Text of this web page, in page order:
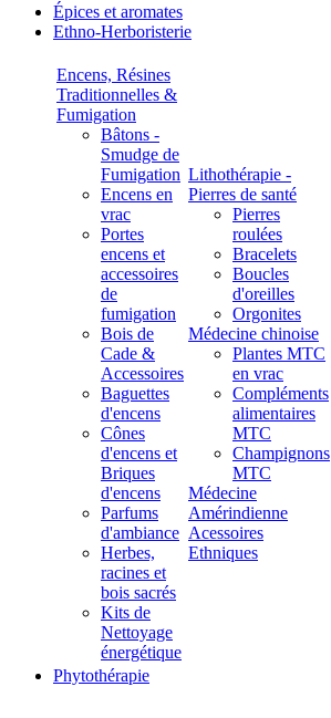
Épices et aromates
Ethno-Herboristerie
Encens, Résines
Traditionnelles &
Fumigation
Bâtons -
Smudge de
Fumigation
Encens en
vrac
Portes
encens et
accessoires
de
fumigation
Bois de
Cade &
Accessoires
Baguettes
d'encens
Cônes
d'encens et
Briques
d'encens
Parfums
d'ambiance
Herbes,
racines et
bois sacrés
Kits de
Nettoyage
énergétique
Lithothérapie -
Pierres de santé
Pierres
roulées
Bracelets
Boucles
d'oreilles
Orgonites
Médecine chinoise
Plantes MTC
en vrac
Compléments
alimentaires
MTC
Champignons
MTC
Médecine
Amérindienne
Acessoires
Ethniques
Phytothérapie